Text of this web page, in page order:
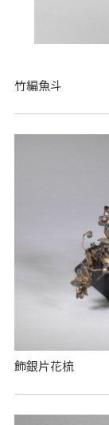
竹編魚斗
飾銀片花梳